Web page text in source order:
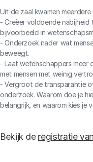
Uit de zaal kwamen meerdere
- Creëer voldoende nabijheid
bijvoorbeeld in
- Onderzoek nader wat
beweegt.
- Laat wetenschappers meer
met mensen met weinig
- Vergroot de transparantie
onderzoek. Waarom doe je
belangrijk, en waarom kies je
Bekijk de registratie